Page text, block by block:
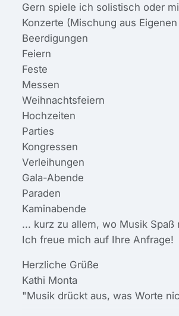
Gern spiele ich solistisch oder
Konzerte (Mischung aus
Beerdigungen
Feiern
Feste
Messen
Weihnachtsfeiern
Hochzeiten
Parties
Kongressen
Verleihungen
Gala-Abende
Paraden
Kaminabende
... kurz zu allem, wo Musik
Ich freue mich auf Ihre Anfrage!
Herzliche Grüße
Kathi Monta
"Musik drückt aus, was Worte